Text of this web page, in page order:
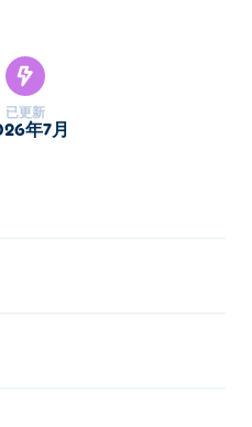
精心打造草坪，直到每个细
一张空白画布，一切由你掌
越精湛。无论你想要的是温
》？
开发。您可以在
Arena
已更新
年7月